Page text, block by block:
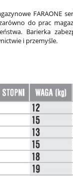
do
zł
zł
FARAONE
do prac
Barierka
i przemyśle.